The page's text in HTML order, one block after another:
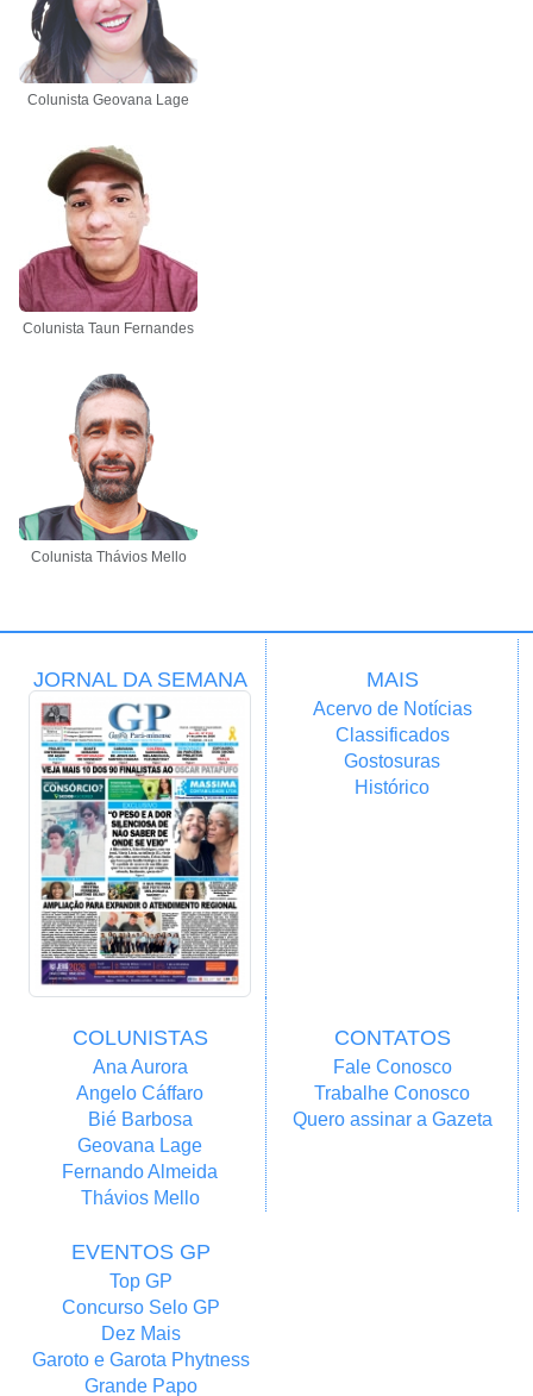
Colunista Geovana Lage
Colunista Taun Fernandes
Colunista Thávios Mello
JORNAL DA SEMANA MAIS
Acervo de Notícias
Classificados
Gostosuras
Histórico
COLUNISTAS
Ana Aurora
Angelo Cáffaro
Bié Barbosa
Geovana Lage
Fernando Almeida
Thávios Mello
CONTATOS
Fale Conosco
Trabalhe Conosco
Quero assinar a Gazeta
EVENTOS GP
Top GP
Concurso Selo GP
Dez Mais
Garoto e Garota Phytness
Grande Papo